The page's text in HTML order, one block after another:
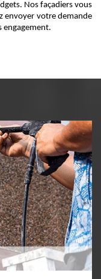
Nos façadiers vous
envoyer votre demande
engagement.